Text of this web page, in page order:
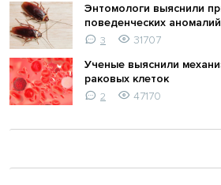
Энтомологи выяснили
поведенческих
3
31707
Ученые выяснили
раковых клеток
2 47170